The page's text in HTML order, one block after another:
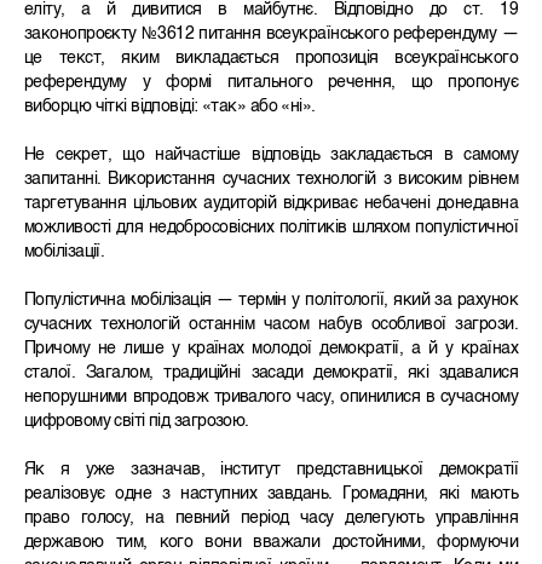
еліту, а й дивитися в майбутнє. Відповідно до ст. 19
законопроєкту №3612 питання всеукраїнського референдуму —
це текст, яким викладається пропозиція всеукраїнського
референдуму у формі питального речення, що пропонує
виборцю чіткі відповіді: «так» або «ні».
Не секрет, що найчастіше відповідь закладається в самому
запитанні. Використання сучасних технологій з високим рівнем
таргетування цільових аудиторій відкриває небачені донедавна
можливості для недобросовісних політиків шляхом популістичної
мобілізації.
Популістична мобілізація — термін у політології, який за рахунок
сучасних технологій останнім часом набув особливої загрози.
Причому не лише у країнах молодої демократії, а й у країнах
сталої. Загалом, традиційні засади демократії, які здавалися
непорушними впродовж тривалого часу, опинилися в сучасному
цифровому світі під загрозою.
Як я уже зазначав, інститут представницької демократії
реалізовує одне з наступних завдань. Громадяни, які мають
право голосу, на певний період часу делегують управління
державою тим, кого вони вважали достойними, формуючи